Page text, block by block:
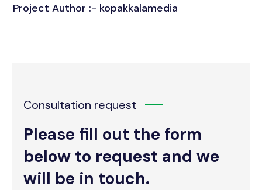
Project Author :- kopakkalamedia
Consultation request
Please fill out the form
below to request and we
will be in touch.